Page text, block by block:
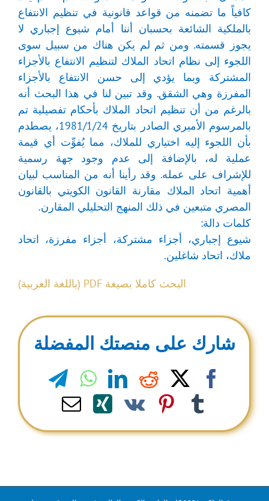
كافياً ما تضمنه من قواعد قانونية في تنظيم الانتفاع
بالملكية الشائعة بحسبان أننا أمام شيوع إجباري لا
يجوز قسمته. ومن ثم لم يكن هناك من سبيل سوى
اللجوء إلى نظام اتحاد الملاك لتنظيم الانتفاع بالأجزاء
المشتركة وبما يؤدي إلى حسن الانتفاع بالأجزاء
المفرزة وهي الشقق. وقد تبين لنا في هذا البحث أنه
بالرغم من أن تنظيم اتحاد الملاك بأحكام تفصيلية تم
بالمرسوم الأميري الصادر بتاريخ 1981/1/24، يصطدم
بأن اللجوء إليه اختياري للملاك، مما يُفوِّت أي قيمة
عملية له، بالإضافة إلى عدم وجود جهة رسمية
للإشراف على عمله. وقد رأينا أنه من المناسب لبيان
أهمية اتحاد الملاك مقارنة القانون الكويتي بالقانون
المصري متبعين في ذلك المنهج التحليلي المقارن.
كلمات دالة:
شيوع إجباري، أجزاء مشتركة، أجزاء مفرزة، اتحاد
ملاك، اتحاد شاغلين.
البحث كاملا بصيغة PDF (باللغة العربية)
شارك على منصتك المفضلة
Facebook
X
Reddit
LinkedIn
Tumblr
Pinterest
Vk
Xing
Email